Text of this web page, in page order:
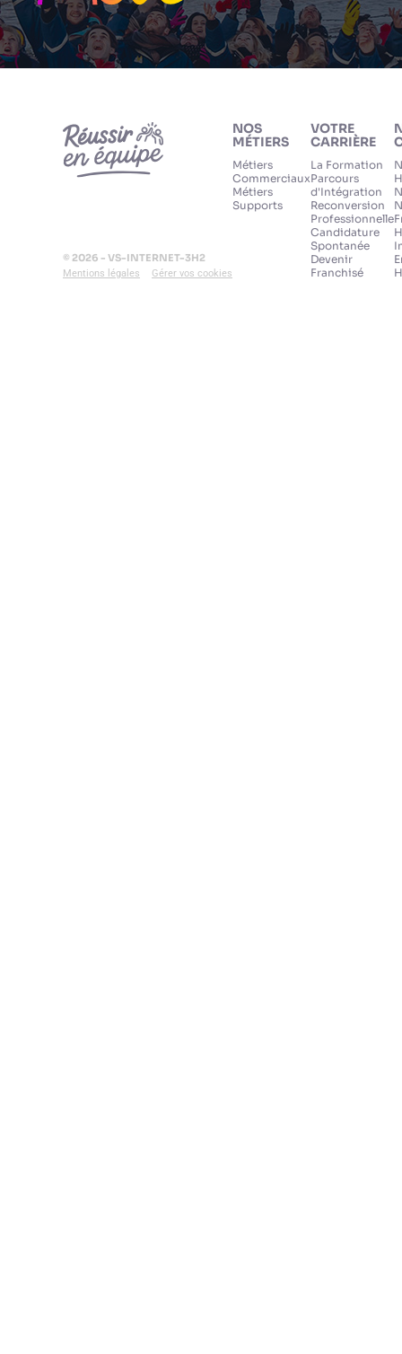
© 2026 - VS-INTERNET-3H2
Mentions légales Gérer vos cookies
NOS
MÉTIERS
Métiers
Commerciaux
Métiers
Supports
VOTRE
CARRIÈRE
La Formation
Parcours
d'Intégration
Reconversion
Professionnelle
Candidature
Spontanée
Devenir
Franchisé